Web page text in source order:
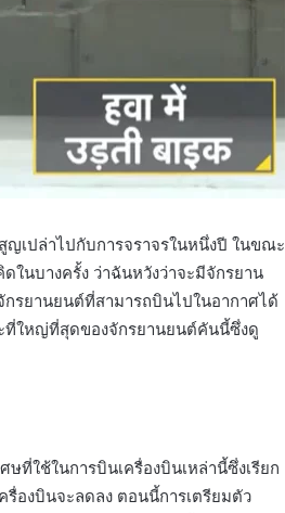
เปล่าไปกับการจราจรในหนึ่งปี ในขณะ
ในบางครั้ง ว่าฉันหวังว่าจะมีจักรยาน
รยานยนต์ที่สามารถบินไปในอากาศได้
ที่ใหญ่ที่สุดของจักรยานยนต์คันนี้ซึ่งดู
ที่ใช้ในการบินเครื่องบินเหล่านี้ซึ่งเรียก
รื่องบินจะลดลง ตอนนี้การเตรียมตัว